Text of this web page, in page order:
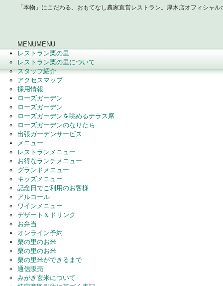
「本物」にこだわる、おもてなし農家直営レストラン。厚木店オフィシャル
MENUMENU
レストラン栗の里
レストラン栗の里について
スタッフ紹介
アクセスマップ
採用情報
ローズガーデン
ローズガーデン
ローズガーデンを眺めるテラス席
ローズガーデンのなりたち
出張ガーデンサービス
メニュー
レストランメニュー
お得なランチメニュー
グランドメニュー
キッズメニュー
記念日でご利用のお客様
アルコール
ワインメニュー
デザート＆ドリンク
お弁当
オンライン予約
栗の里のお米
栗の里のお米
栗の里米ができるまで
通信販売
みがき玄米について